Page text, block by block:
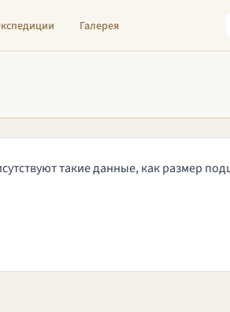
Галерея
такие данные, как размер